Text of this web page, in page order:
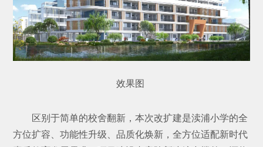
效果图
区别于简单的校舍翻新，本次改扩建是渎浦小学的全
方位扩容、功能性升级、品质化焕新，全方位适配新时代